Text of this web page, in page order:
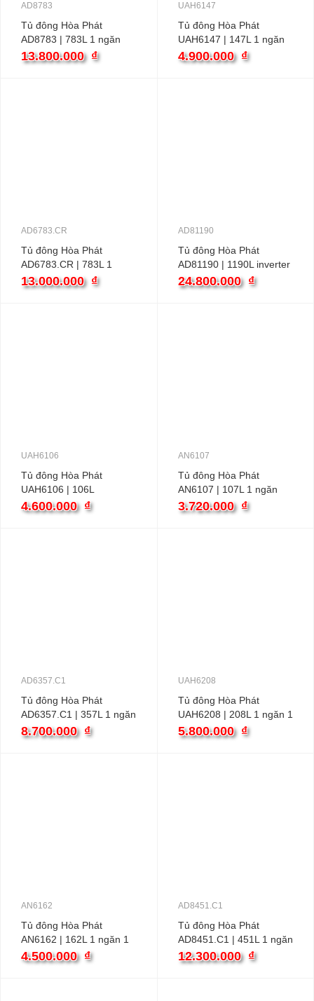
AD8783
Tủ đông Hòa Phát
AD8783 | 783L 1 ngăn
inverter
13.800.000 ₫
UAH6147
Tủ đông Hòa Phát
UAH6147 | 147L 1 ngăn
4.900.000 ₫
AD6783.CR
Tủ đông Hòa Phát
AD6783.CR | 783L 1
ngăn
13.000.000 ₫
AD81190
Tủ đông Hòa Phát
AD81190 | 1190L inverter
24.800.000 ₫
UAH6106
Tủ đông Hòa Phát
UAH6106 | 106L
4.600.000 ₫
AN6107
Tủ đông Hòa Phát
AN6107 | 107L 1 ngăn
3.720.000 ₫
AD6357.C1
Tủ đông Hòa Phát
AD6357.C1 | 357L 1 ngăn
2 cánh inverter
8.700.000 ₫
UAH6208
Tủ đông Hòa Phát
UAH6208 | 208L 1 ngăn 1
cánh
5.800.000 ₫
AN6162
Tủ đông Hòa Phát
AN6162 | 162L 1 ngăn 1
cánh
4.500.000 ₫
AD8451.C1
Tủ đông Hòa Phát
AD8451.C1 | 451L 1 ngăn
2 cánh inverter
12.300.000 ₫